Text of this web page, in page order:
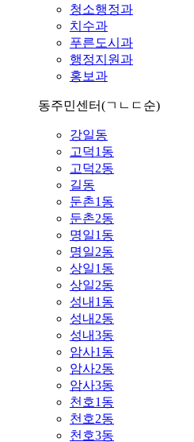
청소행정과
치수과
푸른도시과
행정지원과
홍보과
동주민센터(ㄱㄴㄷ순)
강일동
고덕1동
고덕2동
길동
둔촌1동
둔촌2동
명일1동
명일2동
상일1동
상일2동
성내1동
성내2동
성내3동
암사1동
암사2동
암사3동
천호1동
천호2동
천호3동